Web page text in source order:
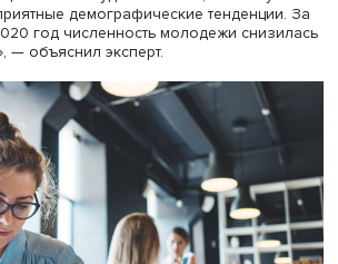
значение имеет возраст
странами, в России очень ранний
42 лет (в странах Европы и США
позже), то есть к 45 годам зарплата
очень существенно снижаться.
причина в специфике развития
эксперт. Навыки, которые были
период, достаточно быстро
навыки тех, кто вышел на рынок труда
(например, знание
быстро стали очень